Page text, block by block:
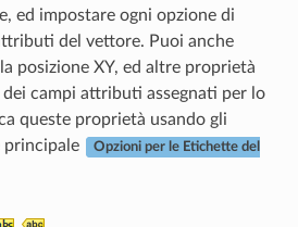
ed impostare ogni opzione di
del vettore. Puoi anche
posizione XY, ed altre proprietà
dei campi attributi assegnati per lo
queste proprietà usando gli
principale
Opzioni per le Etichette del